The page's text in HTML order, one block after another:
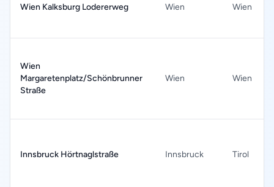
Wien Kalksburg Lodererweg Wien Wien
Wien
Margaretenplatz/Schönbrunner
Straße
Wien Wien
Innsbruck Hörtnaglstraße Innsbruck Tirol